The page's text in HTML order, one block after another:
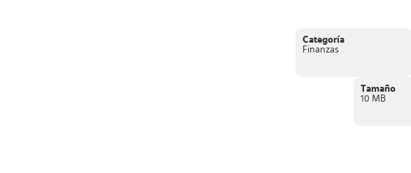
Categoría
Finanzas
Tamaño
10 MB